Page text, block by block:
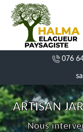
076
ARTISAN
Nous